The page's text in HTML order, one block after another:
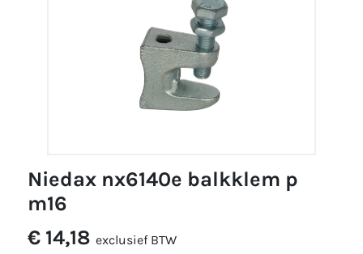
niedax nx6140e balkklem p
m16
€ 14,18 exclusief BTW